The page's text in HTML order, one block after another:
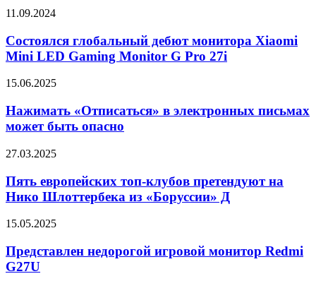
WH-
Состоялся
дебют
монитора
Xiaomi
LED
Monitor
G
27i
11.09.2024
Состоялся глобальный дебют монитора Xiaomi
Mini LED Gaming Monitor G Pro 27i
Нажимать
в
электронных
письмах
быть
15.06.2025
Нажимать «Отписаться» в электронных письмах
может быть опасно
Пять
топ-
клубов
претендуют
Нико
из
«Боруссии»
27.03.2025
Пять европейских топ-клубов претендуют на
Нико Шлоттербека из «Боруссии» Д
Представлен
игровой
монитор
Redmi
15.05.2025
Представлен недорогой игровой монитор Redmi
G27U